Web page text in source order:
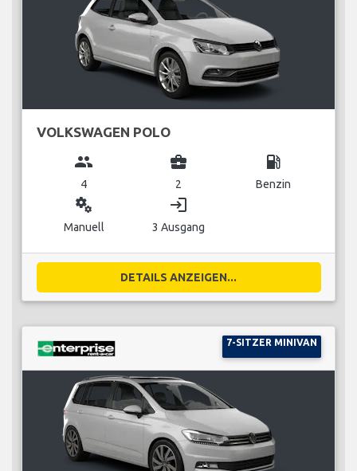
VOLKSWAGEN POLO
group
4
business_center
2
local_gas_station
Benzin
miscellaneous_services
Manuell
login
3 Ausgang
DETAILS ANZEIGEN...
7-SITZER MINIVAN